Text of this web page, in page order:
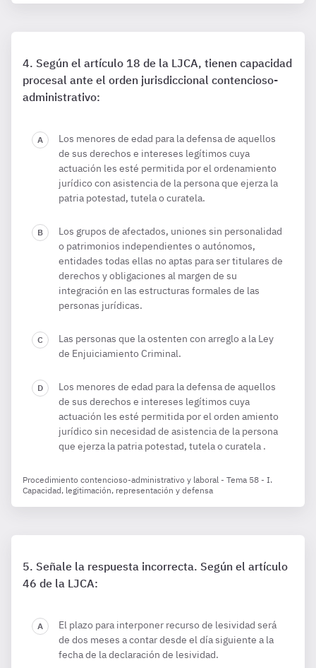
Según el artículo 18 de la LJCA, tienen capacidad
procesal ante el orden jurisdiccional contencioso-
administrativo:
Los menores de edad para la defensa de aquellos
de sus derechos e intereses legítimos cuya
actuación les esté permitida por el ordenamiento
jurídico con asistencia de la persona que ejerza la
patria potestad, tutela o curatela.
Los grupos de afectados, uniones sin personalidad
o patrimonios independientes o autónomos,
entidades todas ellas no aptas para ser titulares de
derechos y obligaciones al margen de su
integración en las estructuras formales de las
personas jurídicas.
Las personas que la ostenten con arreglo a la Ley
de Enjuiciamiento Criminal.
Los menores de edad para la defensa de aquellos
de sus derechos e intereses legítimos cuya
actuación les esté permitida por el orden amiento
jurídico sin necesidad de asistencia de la persona
que ejerza la patria potestad, tutela o curatela .
Procedimiento contencioso-administrativo y laboral - Tema 58 - I.
Capacidad, legitimación, representación y defensa
Señale la respuesta incorrecta. Según el artículo
46 de la LJCA:
El plazo para interponer recurso de lesividad será
de dos meses a contar desde el día siguiente a la
fecha de la declaración de lesividad.